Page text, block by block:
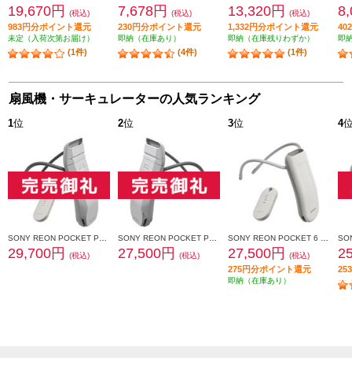
19,670円 (税込)
983円分ポイント還元
未定（入荷次第お届け）
(1件)
7,678円 (税込)
230円分ポイント還元
即納（在庫あり）
(4件)
13,320円 (税込)
1,332円分ポイント還元
即納（在庫残りわずか）
(1件)
即
扇風機・サーキュレーターの人気ランキング
1位
29,700円 (税込)
2位
27,500円 (税込)
3位
27,500円 (税込)
275円分ポイント還元
即納（在庫あり）
4